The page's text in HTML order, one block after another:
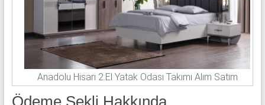
Anadolu Hisarı 2.El Yatak Odası Takımı Alım Satım